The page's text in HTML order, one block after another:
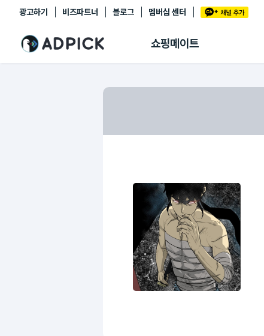
광고하기 비즈파트너 블로그 멤버십 센터
쇼핑메이트
추천상품
쇼핑 에이전트
링크관리